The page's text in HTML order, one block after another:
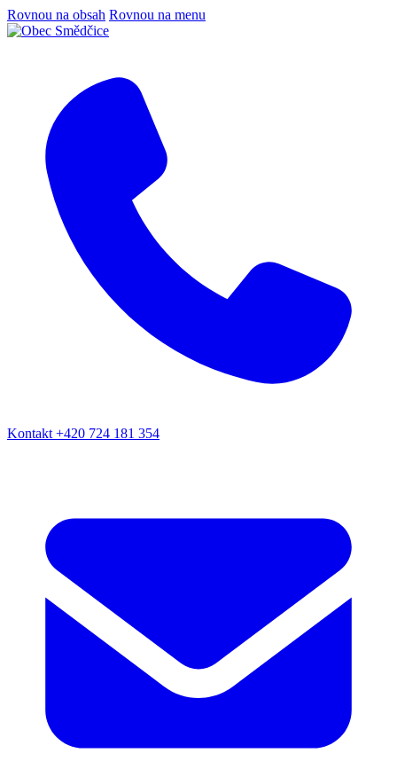
Rovnou na obsah Rovnou na menu
Kontakt +420 724 181 354